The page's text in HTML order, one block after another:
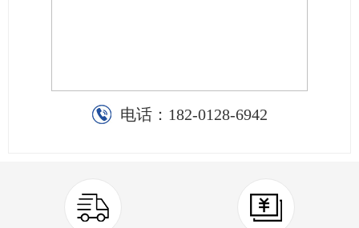
电话： 182-0128-6942